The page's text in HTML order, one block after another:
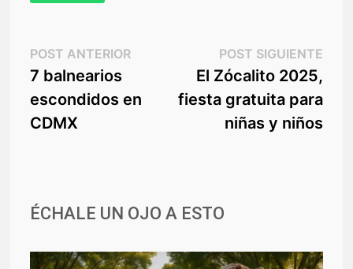
Navegación
de
entradas
POST ANTERIORPost
7 balnearios
escondidos en
CDMX
POST SIGUIENTEPost
El Zócalito 2025,
fiesta gratuita para
niñas y niños
ÉCHALE UN OJO A ESTO